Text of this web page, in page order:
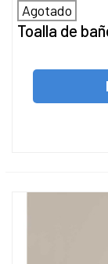
Agotado
Toalla de